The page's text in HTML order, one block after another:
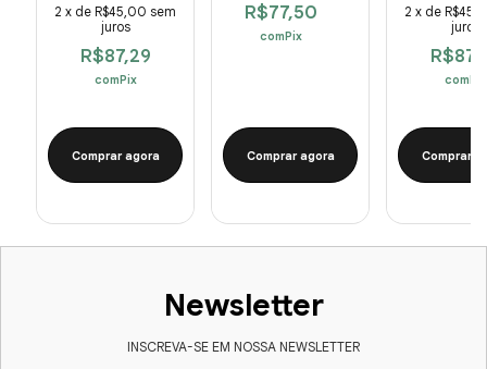
R$87,29
comPix
2 x de R$45,00 sem
juros
Comprar agora
R$77,50
comPix
Comprar agora
comPix
2 x de
juros
Comprar
Newsletter
INSCREVA-SE EM NOSSA NEWSLETTER